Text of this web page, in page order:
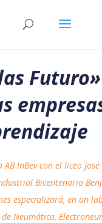
Futuro»
InBev con el liceo
Bicentenario
especializará, en un
Neumática,